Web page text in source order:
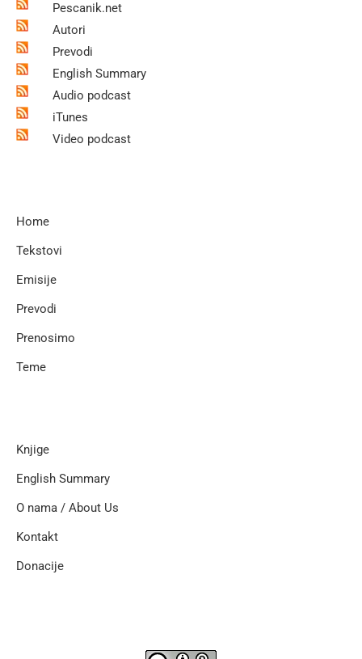
Pescanik.net
Autori
Prevodi
English Summary
Audio podcast
iTunes
Video podcast
Home
Tekstovi
Emisije
Prevodi
Prenosimo
Teme
Knjige
English Summary
O nama / About Us
Kontakt
Donacije